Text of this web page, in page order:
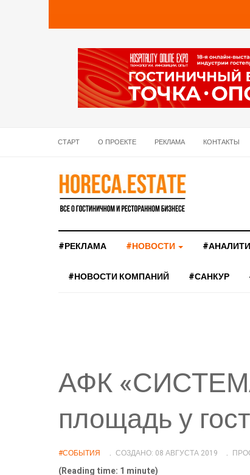
СТАРТ О ПРОЕКТЕ РЕКЛАМА КОНТАКТЫ
#РЕКЛАМА #НОВОСТИ
#НОВОСТИ КОМПАНИЙ #САНКУР
АФК
площадь у
#СОБЫТИЯ СОЗДАНО: 08 АВГУСТА 2019
(Reading time: 1 minute)